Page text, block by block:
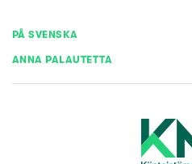
PÅ SVENSKA
ANNA PALAUTETTA